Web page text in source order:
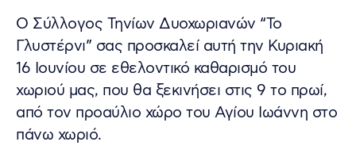
Ο Σύλλογος Τηνίων Δυοχωριανών “Το
Γλυστέρνι” σας προσκαλεί αυτή την Κυριακή
16 Ιουνίου σε εθελοντικό καθαρισμό του
χωριού μας, που θα ξεκινήσει στις 9 το πρωί,
από τον προαύλιο χώρο του Αγίου Ιωάννη στο
πάνω χωριό.